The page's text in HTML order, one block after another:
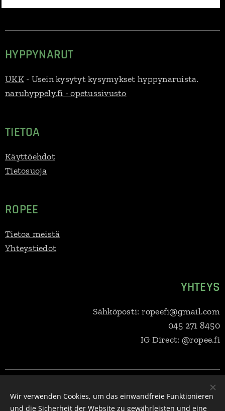
HYPPYNARUT
UKK- Usein kysytyt kysymykset hyppynaruista.
naruhyppely.fi - opetussivusto
TIETOA
Käyttöehdot
Tietosuoja
ROPEE
Tietoa meistä
Yhteystiedot
YHTEYS
Sähköposti: ropeefi@gmail.com
045 271 8450
IG Direct: @ropee.fi
ropeefi@gmail.comY-tunnus:
3279707-7
Cookies
Wir verwenden Cookies, um das einwandfreie Funktionieren
und die Sicherheit der Website zu gewährleisten und eine